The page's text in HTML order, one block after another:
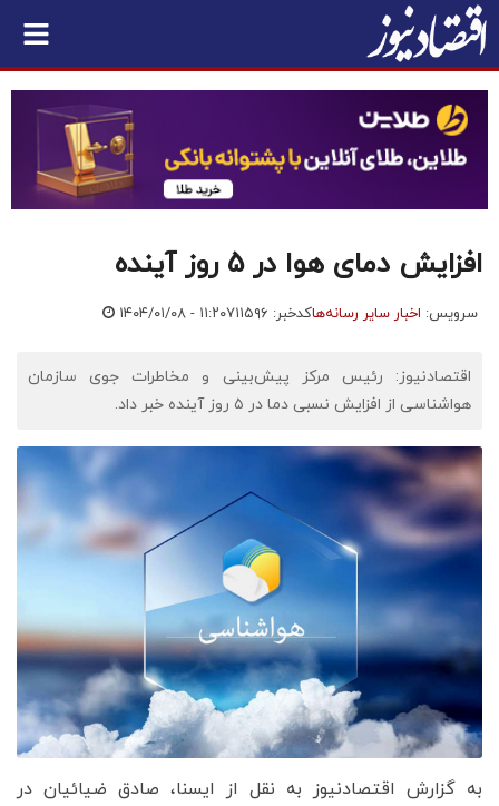
افزایش دمای هوا در 5 روز آینده
سرویس: اخبار سایر رسانه‌هاکدخبر: ۷۱۱۵۹۶ ۱۴۰۴/۰۱/۰۸ - ۱۱:۲۰
اقتصادنیوز: رئیس مرکز پیش‌بینی و مخاطرات جوی سازمان
هواشناسی از افزایش نسبی دما در ۵ روز آینده خبر داد.
به گزارش اقتصادنیوز به نقل از ایسنا، صادق ضیائیان در